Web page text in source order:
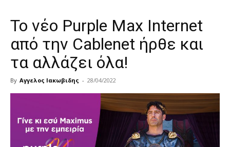
Το νέο Purple Max Internet
από την Cablenet ήρθε και
τα αλλάζει όλα!
By Αγγελος Ιακωβιδης - 28/04/2022